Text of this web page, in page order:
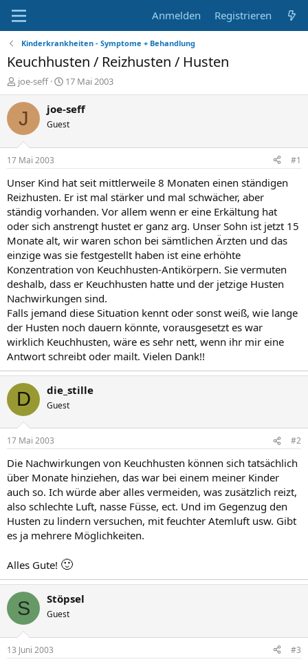
Anmelden Registrieren
Kinderkrankheiten - Symptome + Behandlung
Keuchhusten / Reizhusten / Husten
E
r
s
e
r
joe-seff
E
r
s
e
t
a
m
17 Mai 2003
J joe-seff
Guest
17 Mai 2003 #1
Unser Kind hat seit mittlerweile 8 Monaten einen ständigen
Reizhusten. Er ist mal stärker und mal schwächer, aber
ständig vorhanden. Vor allem wenn er eine Erkältung hat
oder sich anstrengt hustet er ganz arg. Unser Sohn ist jetzt 15
Monate alt, wir waren schon bei sämtlichen Ärzten und das
einzige was sie festgestellt haben ist eine erhöhte
Konzentration von Keuchhusten-Antikörpern. Sie vermuten
deshalb, dass er Keuchhusten hatte und der jetzige Husten
Nachwirkungen sind.
Falls jemand diese Situation kennt oder sonst weiß, wie lange
der Husten noch dauern könnte, vorausgesetzt es war
wirklich Keuchhusten, wäre es sehr nett, wenn ihr mir eine
Antwort schreibt oder mailt. Vielen Dank!!
D die_stille
Guest
17 Mai 2003 #2
Die Nachwirkungen von Keuchhusten können sich tatsächlich
über Monate hinziehen, das war bei einem meiner Kinder
auch so. Ich würde aber alles vermeiden, was zusätzlich reizt,
also schlechte Luft, nasse Füsse, ect. Und im Gegenzug den
Husten zu lindern versuchen, mit feuchter Atemluft usw. Gibt
es ja mehrere Möglichkeiten.
Alles Gute! 🙂
S Stöpsel
Guest
13 Juni 2003 #3